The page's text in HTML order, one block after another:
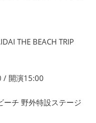
THE BEACH TRIP
/ 開演15:00
ーチ 野外特設ステージ